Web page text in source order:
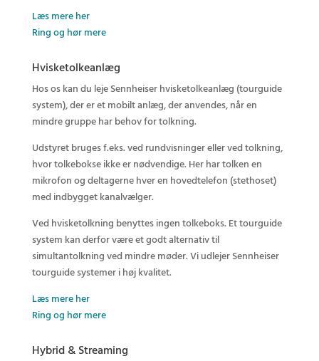
Læs mere her
Ring og hør mere
Hvisketolkeanlæg
Hos os kan du leje Sennheiser hvisketolkeanlæg (tourguide
system), der er et mobilt anlæg, der anvendes, når en
mindre gruppe har behov for tolkning.
Udstyret bruges f.eks. ved rundvisninger eller ved tolkning,
hvor tolkebokse ikke er nødvendige. Her har tolken en
mikrofon og deltagerne hver en hovedtelefon (stethoset)
med indbygget kanalvælger.
Ved hvisketolkning benyttes ingen tolkeboks. Et tourguide
system kan derfor være et godt alternativ til
simultantolkning ved mindre møder. Vi udlejer Sennheiser
tourguide systemer i høj kvalitet.
Læs mere her
Ring og hør mere
Hybrid & Streaming